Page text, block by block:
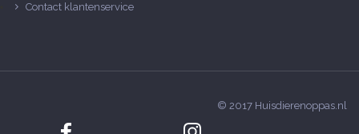
Contact klantenservice
© 2017 Huisdierenoppas.nl